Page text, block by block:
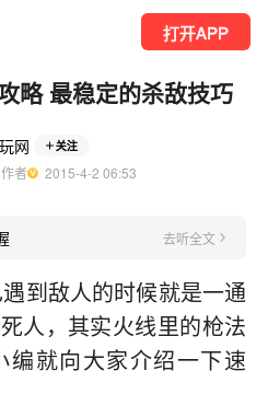
打开APP
略 最稳定的杀敌技巧
网 关注
者
  2015-4-2 06:53
去听全文
到敌人的时候就是一通
人，其实火线里的枪法
编就向大家介绍一下速